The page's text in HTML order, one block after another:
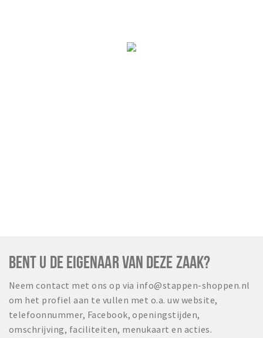
BENT U DE EIGENAAR VAN DEZE ZAAK?
Neem contact met ons op via info@stappen-shoppen.nl
om het profiel aan te vullen met o.a. uw website,
telefoonnummer, Facebook, openingstijden,
omschrijving, faciliteiten, menukaart en acties.